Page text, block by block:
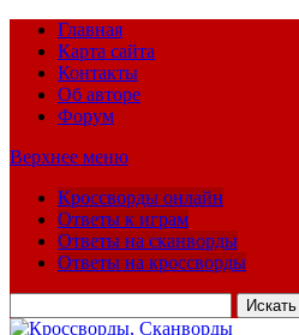
Главная
Карта сайта
Контакты
Об авторе
Форум
Верхнее меню
Кроссворды онлайн
Ответы к играм
Ответы на сканворды
Ответы на кроссворды
для: